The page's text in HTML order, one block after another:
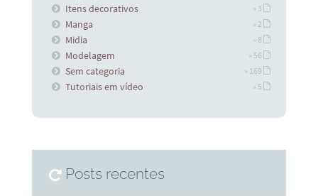
Itens decorativos » 3
Manga » 2
Midia » 8
Modelagem » 56
Sem categoria » 169
Tutoriais em vídeo » 5
Posts recentes